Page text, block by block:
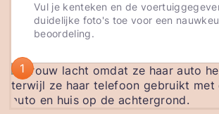
Vul je kenteken en de
duidelijke foto's toe voor een
beoordeling.
1